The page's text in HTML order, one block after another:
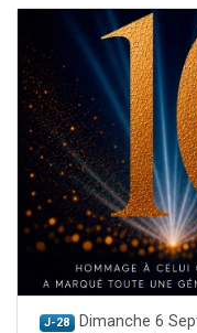
J-28 Dimanche 6